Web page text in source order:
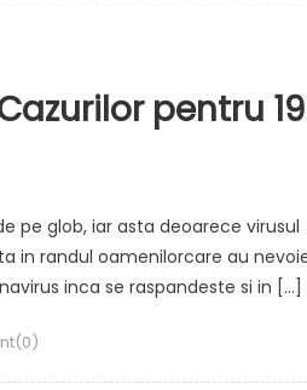
pentru 19
pe glob, iar asta deoarece virusul
in randul oamenilorcare au
inca se raspandeste si in […]